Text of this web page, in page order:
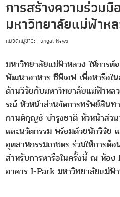
การสร้างความร่วม
มหาวิทยาลัยแม่ฟ้าห
หมวดหมู่ข่าว: Fungal News
มหาวิทยาลัยแม่ฟ้าหลวง ให้การ
พัฒนาอาหาร ซีพีเอฟ เพื่อหารือใ
ด้านวิจัยกับมหาวิทยาลัยแม่ฟ้าห
รณ์ หัวหน้าส่วนจัดการทรัพย์สิน
กานต์กุญช์ บำรุงชาติ หัวหน้าส่ว
และนวัตกรรม พร้อมด้วยนักวิจัย
อุตสาหกรรมเกษตร ร่วมให้การต้
สำหรับการหารือในครั้งนี้ ณ ห้อ
อาคาร I-Park มหาวิทยาลัยแม่ฟ้